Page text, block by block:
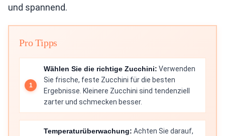
und spannend.
Pro Tipps
Wählen Sie die richtige Zucchini: Verwenden
Sie frische, feste Zucchini für die besten
Ergebnisse. Kleinere Zucchini sind tendenziell
zarter und schmecken besser.
Temperaturüberwachung: Achten Sie darauf,